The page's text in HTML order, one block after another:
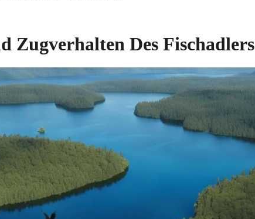
Zugverhalten Des Fischadlers